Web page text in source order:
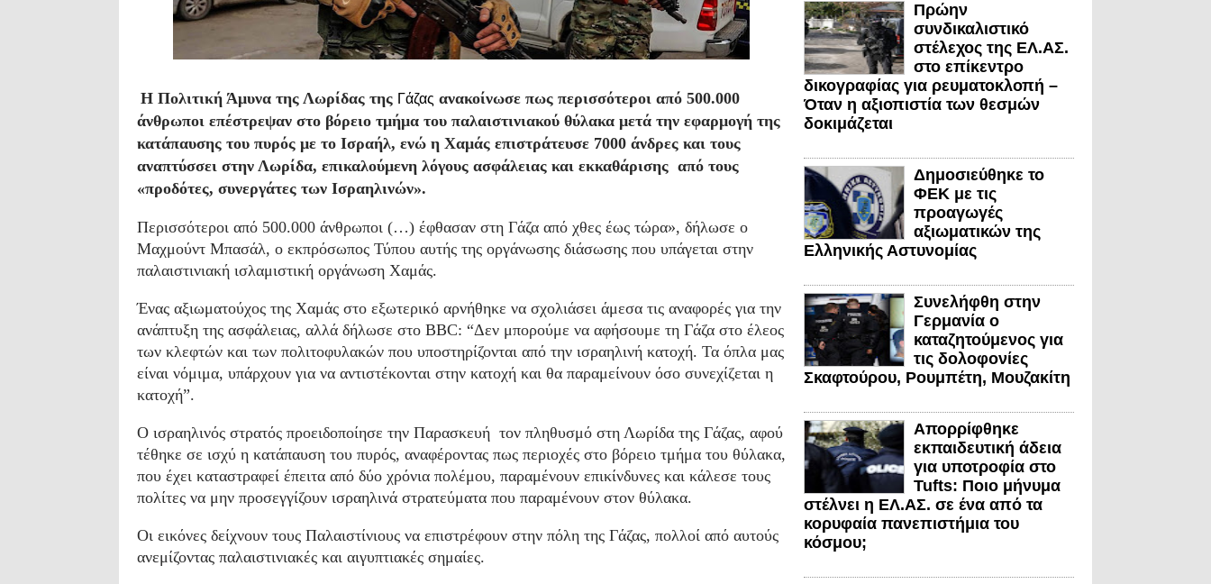
Η Πολιτική Άμυνα της Λωρίδας της Γάζας ανακοίνωσε πως περισσότεροι από 500.000
άνθρωποι επέστρεψαν στο βόρειο τμήμα του παλαιστινιακού θύλακα μετά την εφαρμογή της
κατάπαυσης του πυρός με το Ισραήλ, ενώ η Χαμάς επιστράτευσε 7000 άνδρες και τους
αναπτύσσει στην Λωρίδα, επικαλούμενη λόγους ασφάλειας και εκκαθάρισης από τους
«προδότες, συνεργάτες των Ισραηλινών».
Περισσότεροι από 500.000 άνθρωποι (…) έφθασαν στη Γάζα από χθες έως τώρα», δήλωσε ο
Μαχμούντ Μπασάλ, ο εκπρόσωπος Τύπου αυτής της οργάνωσης διάσωσης που υπάγεται στην
παλαιστινιακή ισλαμιστική οργάνωση Χαμάς.
Ένας αξιωματούχος της Χαμάς στο εξωτερικό αρνήθηκε να σχολιάσει άμεσα τις αναφορές για την
ανάπτυξη της ασφάλειας, αλλά δήλωσε στο BBC: “Δεν μπορούμε να αφήσουμε τη Γάζα στο έλεος
των κλεφτών και των πολιτοφυλακών που υποστηρίζονται από την ισραηλινή κατοχή. Τα όπλα μας
είναι νόμιμα, υπάρχουν για να αντιστέκονται στην κατοχή και θα παραμείνουν όσο συνεχίζεται η
κατοχή”.
Ο ισραηλινός στρατός προειδοποίησε την Παρασκευή τον πληθυσμό στη Λωρίδα της Γάζας, αφού
τέθηκε σε ισχύ η κατάπαυση του πυρός, αναφέροντας πως περιοχές στο βόρειο τμήμα του θύλακα,
που έχει καταστραφεί έπειτα από δύο χρόνια πολέμου, παραμένουν επικίνδυνες και κάλεσε τους
πολίτες να μην προσεγγίζουν ισραηλινά στρατεύματα που παραμένουν στον θύλακα.
Οι εικόνες δείχνουν τους Παλαιστίνιους να επιστρέφουν στην πόλη της Γάζας, πολλοί από αυτούς
ανεμίζοντας παλαιστινιακές και αιγυπτιακές σημαίες.
Πρώην
συνδικαλιστικό
στέλεχος της ΕΛ.ΑΣ.
στο επίκεντρο
δικογραφίας για ρευματοκλοπή –
Όταν η αξιοπιστία των θεσμών
δοκιμάζεται
Δημοσιεύθηκε το
ΦΕΚ με τις
προαγωγές
αξιωματικών της
Ελληνικής Αστυνομίας
Συνελήφθη στην
Γερμανία ο
καταζητούμενος για
τις δολοφονίες
Σκαφτούρου, Ρουμπέτη, Μουζακίτη
Απορρίφθηκε
εκπαιδευτική άδεια
για υποτροφία στο
Tufts: Ποιο μήνυμα
στέλνει η ΕΛ.ΑΣ. σε ένα από τα
κορυφαία πανεπιστήμια του
κόσμου;